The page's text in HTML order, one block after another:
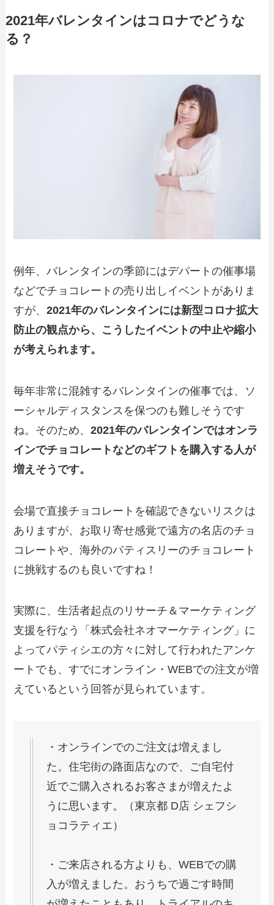
2021年バレンタインはコロナでどうな
る？
例年、バレンタインの季節にはデパートの催事場
などでチョコレートの売り出しイベントがありま
すが、2021年のバレンタインには新型コロナ拡大
防止の観点から、こうしたイベントの中止や縮小
が考えられます。
毎年非常に混雑するバレンタインの催事では、ソ
ーシャルディスタンスを保つのも難しそうです
ね。そのため、2021年のバレンタインではオンラ
インでチョコレートなどのギフトを購入する人が
増えそうです。
会場で直接チョコレートを確認できないリスクは
ありますが、お取り寄せ感覚で遠方の名店のチョ
コレートや、海外のパティスリーのチョコレート
に挑戦するのも良いですね！
実際に、生活者起点のリサーチ＆マーケティング
支援を行なう「株式会社ネオマーケティング」に
よってパティシエの方々に対して行われたアンケ
ートでも、すでにオンライン・WEBでの注文が増
えているという回答が見られています。
・オンラインでのご注文は増えまし
た。住宅街の路面店なので、ご自宅付
近でご購入されるお客さまが増えたよ
うに思います。（東京都 D店 シェフシ
ョコラティエ）
・ご来店される方よりも、WEBでの購
入が増えました。おうちで過ごす時間